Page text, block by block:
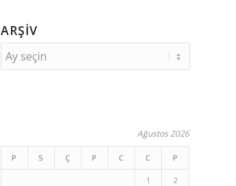
ARŞIV
Ağustos 2026
P S Ç P C C P
1 2